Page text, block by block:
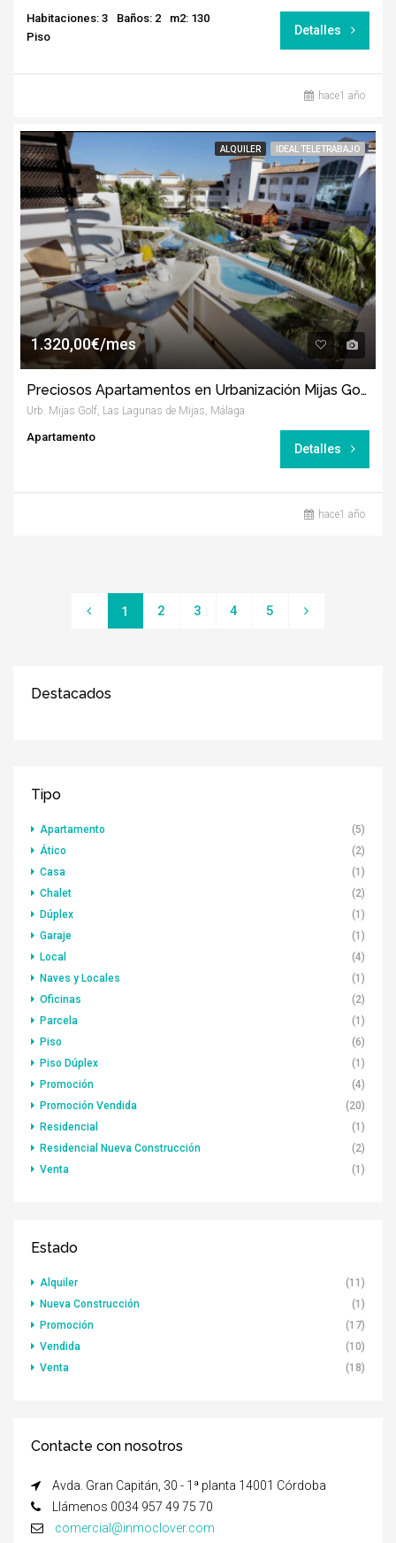
Habitaciones: 3 Baños: 2
m2: 130
Piso
Detalles
hace1 año
ALQUILER IDEAL TELETRABAJO
1.320,00€/mes
Preciosos Apartamentos en Urbanización Mijas Golf
Urb. Mijas Golf, Las Lagunas de Mijas, Málaga
Apartamento
Detalles
hace1 año
1 2 3 4 5
Destacados
Tipo
Apartamento
(5)
Ático
(2)
Casa
(1)
Chalet
(2)
Dúplex
(1)
Garaje
(1)
Local
(4)
Naves y Locales
(1)
Oficinas
(2)
Parcela
(1)
Piso
(6)
Piso Dúplex
(1)
Promoción
(4)
Promoción Vendida
(20)
Residencial
(1)
Residencial Nueva Construcción
(2)
Venta
(1)
Estado
Alquiler
(11)
Nueva Construcción
(1)
Promoción
(17)
Vendida
(10)
Venta
(18)
Contacte con nosotros
Avda. Gran Capitán, 30 - 1ª planta 14001 Córdoba
Llámenos 0034 957 49 75 70
comercial@inmoclover.com